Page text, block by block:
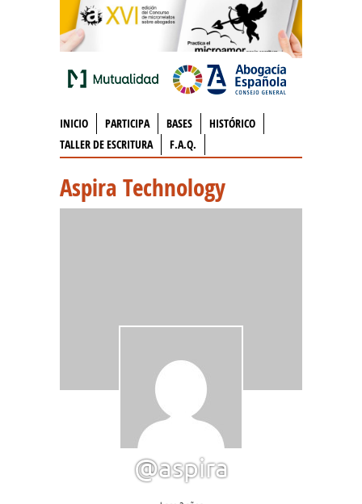
INICIO PARTICIPA BASES
HISTÓRICO
TALLER DE ESCRITURA
F.A.Q.
Aspira Technology
@aspira